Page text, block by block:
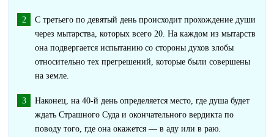
С третьего по девятый день происходит прохождение души
через мытарства, которых всего 20. На каждом из мытарств
она подвергается испытанию со стороны духов злобы
относительно тех прегрешений, которые были совершены
на земле.
Наконец, на 40-й день определяется место, где душа будет
ждать Страшного Суда и окончательного вердикта по
поводу того, где она окажется — в аду или в раю.